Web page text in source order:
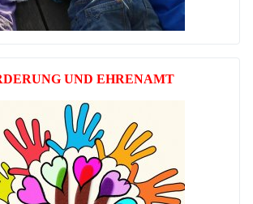
UND EHRENAMT